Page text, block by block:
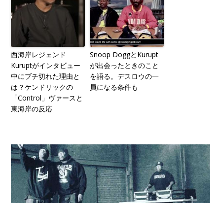
西海岸レジェンド
Kuruptがインタビュー
中にブチ切れた理由と
は？ケンドリックの
「Control」ヴァースと
東海岸の反応
Snoop DoggとKurupt
が出会ったときのこと
を語る。デスロウの一
員になる条件も